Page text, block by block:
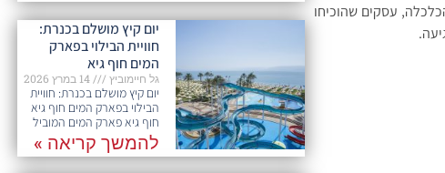
עסקים שהוכיחו
יום קיץ מושלם בכנרת:
חוויית הבילוי בפארק
המים חוף גיא
גל חיימוביץ 14 במרץ 2026
יום קיץ מושלם בכנרת: חוויית
הבילוי בפארק המים חוף גיא
חוף גיא פארק המים המוביל
להמשך קריאה »